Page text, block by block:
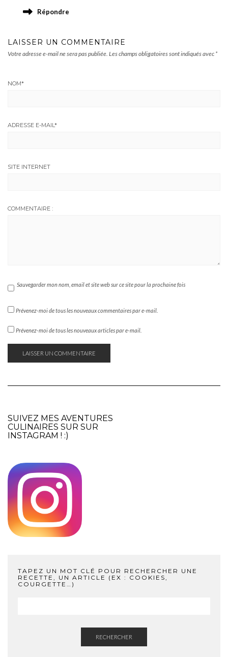
Répondre
LAISSER UN COMMENTAIRE
Votre adresse e-mail ne sera pas publiée. Les champs obligatoires sont indiqués avec *
NOM*
ADRESSE E-MAIL *
SITE INTERNET
COMMENTAIRE :
Sauvegarder mon nom, email et site web sur ce site pour la prochaine fois
Prévenez-moi de tous les nouveaux commentaires par e-mail.
Prévenez-moi de tous les nouveaux articles par e-mail.
SUIVEZ MES AVENTURES
CULINAIRES SUR SUR
INSTAGRAM ! :)
TAPEZ UN MOT CLÉ POUR RECHERCHER UNE
RECETTE, UN ARTICLE (EX : COOKIES,
COURGETTE…)
RECHERCHER